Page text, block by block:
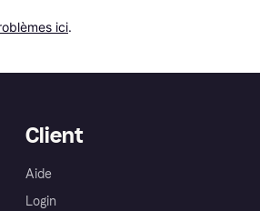
ici.
Client
Aide
Login